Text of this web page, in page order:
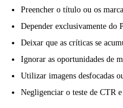
Preencher o título ou os
Depender exclusivamente do
Deixar que as críticas se
Ignorar as oportunidades de
Utilizar imagens desfocadas
Negligenciar o teste de CTR